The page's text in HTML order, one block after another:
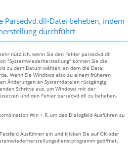
Parsedvd.dll-Datei beheben, indem
durchführt
nützlich, wenn Sie den Fehler parsedvd.dll
"Systemwiederherstellung" können Sie die
zu dem Datum wählen, an dem die Datei
Wenn Sie Windows also zu einem früheren
Änderungen an Systemdateien rückgängig
Schritte aus, um Windows mit der
und den Fehler parsedvd.dll zu beheben.
Win + R, um das Dialogfeld Ausführen zu
Ausführen ein und klicken Sie auf OK oder
geöffnet.